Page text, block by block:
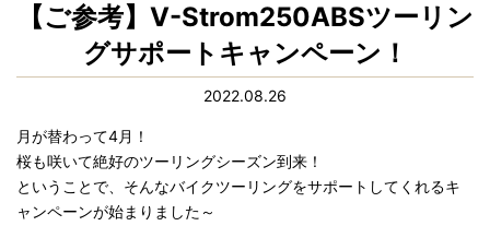
【ご参考】V-Strom250ABSツーリン
グサポートキャンペーン！
2022.08.26
月が替わって4月！
桜も咲いて絶好のツーリングシーズン到来！
ということで、そんなバイクツーリングをサポートしてくれるキ
ャンペーンが始まりました～